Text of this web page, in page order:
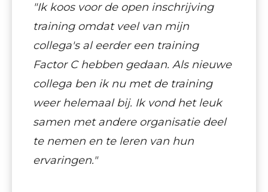
"Ik koos voor de open inschrijving
training omdat veel van mijn
collega's al eerder een training
Factor C hebben gedaan. Als nieuwe
collega ben ik nu met de training
weer helemaal bij. Ik vond het leuk
samen met andere organisatie deel
te nemen en te leren van hun
ervaringen."